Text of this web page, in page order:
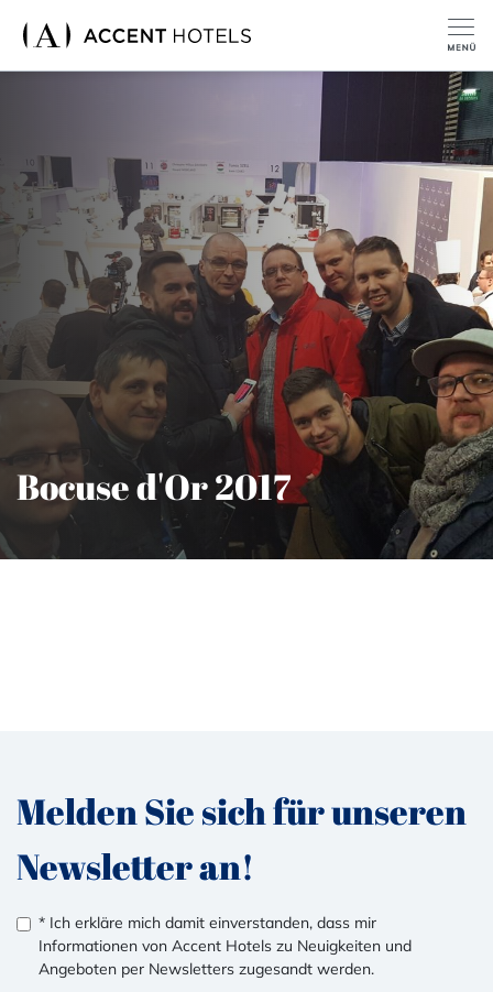
Bocuse d'Or 2017
Melden Sie sich für unseren
Newsletter an!
* Ich erkläre mich damit einverstanden, dass mir
Informationen von Accent Hotels zu Neuigkeiten und
Angeboten per Newsletters zugesandt werden.